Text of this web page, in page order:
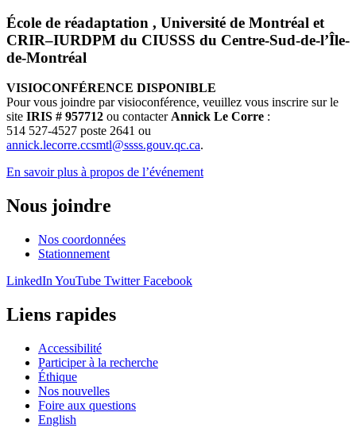
École de réadaptation , Université de Montréal et
CRIR–IURDPM du CIUSSS du Centre-Sud-de-l’Île-
de-Montréal
VISIOCONFÉRENCE DISPONIBLE
Pour vous joindre par visioconférence, veuillez vous inscrire sur le
site IRIS # 957712 ou contacter Annick Le Corre :
514 527-4527 poste 2641 ou
annick.lecorre.ccsmtl@ssss.gouv.qc.ca.
En savoir plus à propos de l’événement
Nous joindre
Nos coordonnées
Stationnement
LinkedIn YouTube Twitter Facebook
Liens rapides
Accessibilité
Participer à la recherche
Éthique
Nos nouvelles
Foire aux questions
English